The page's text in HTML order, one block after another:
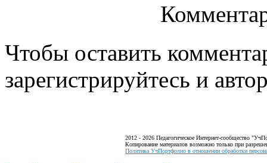
Чтобы оставить
зарегистрируйтесь и
2012 - 2026 Педагогическое Интернет-сообщество
Копирование материалов возможно только при
Политика УчПортфолио в отношении обработки